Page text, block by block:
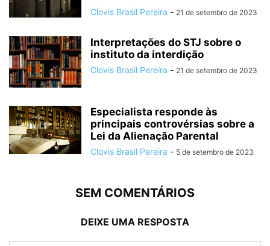
Clovis Brasil Pereira - 21 de setembro de 2023
Interpretações do STJ sobre o
instituto da interdição
Clovis Brasil Pereira - 21 de setembro de 2023
Especialista responde às
principais controvérsias sobre a
Lei da Alienação Parental
Clovis Brasil Pereira - 5 de setembro de 2023
SEM COMENTÁRIOS
DEIXE UMA RESPOSTA